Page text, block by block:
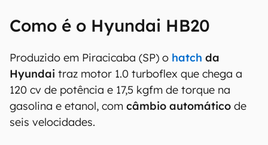
Como é o Hyundai HB20
Produzido em Piracicaba (SP) o hatch da
Hyundai traz motor 1.0 turboflex que chega a
120 cv de potência e 17,5 kgfm de torque na
gasolina e etanol, com câmbio automático de
seis velocidades.